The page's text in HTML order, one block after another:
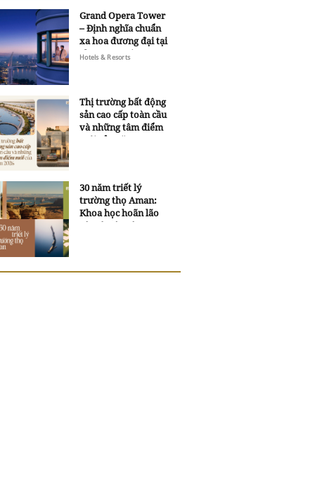
Grand Opera Tower
– Định nghĩa chuẩn
xa hoa đương đại tại
Sheraton Saigon
Hotels & Resorts
Thị trường bất động
sản cao cấp toàn cầu
và những tâm điểm
mới của năm 2026
30 năm triết lý
trường thọ Aman:
Khoa học hoãn lão
và trí tuệ ngàn xưa